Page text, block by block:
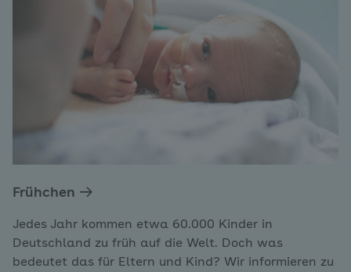
Frühchen
Jedes Jahr kommen etwa 60.000 Kinder in
Deutschland zu früh auf die Welt. Doch was
bedeutet das für Eltern und Kind? Wir informieren zu